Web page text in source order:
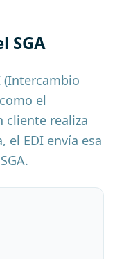
SGA
(Intercambio
el
cliente realiza
el EDI envía esa